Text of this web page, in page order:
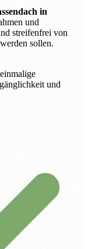
in
und
streifenfrei von
sollen.
und